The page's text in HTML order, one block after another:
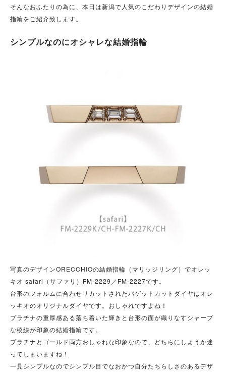
そんなおふたりの為に、本日は新潟で人気のこだわりデザインの結婚
指輪をご紹介致します。
シンプルなのにオシャレな結婚指輪
写真のデザインORECCHIOの結婚指輪（マリッジリング）でオレッ
キオ safari（サファリ）FM‐2229／FM‐2227です。
台形のフォルムに合わせリカットされたバゲットカットダイヤはオレ
ッキオのオリジナルダイヤです。おしゃれですよね！
プラチナの重厚感ある落ち着いた輝きと台形の面が織りなすシャープ
な稜線が印象の結婚指輪です。
プラチナとゴールド両方おしゃれな印象なので、どちらにしようか迷
ってしまいますね！
一見シンプルなのでシンプル目でなおかつ自分たちらしさのあるデザ